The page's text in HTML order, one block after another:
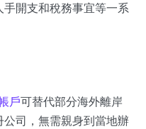
開支和稅務事宜等一系
戶可替代部分海外離岸
司，無需親身到當地辦